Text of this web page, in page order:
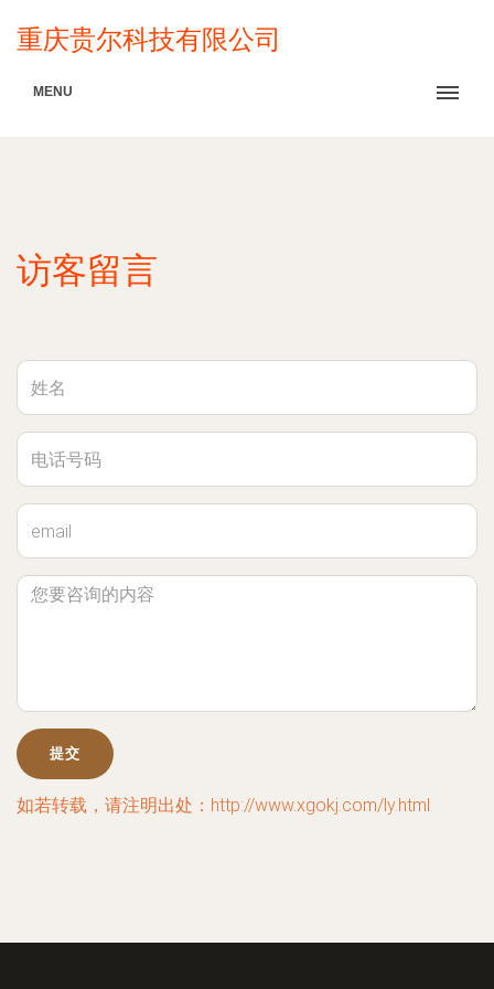
重庆贵尔科技有限公司
MENU
访客留言
如若转载，请注明出处：http://www.xgokj.com/ly.html